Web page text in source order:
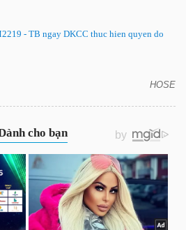
- TB ngay DKCC thuc hien quyen do
HOSE